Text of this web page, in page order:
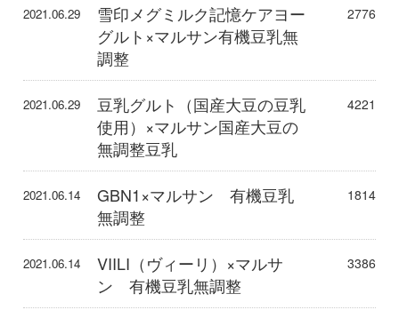
2021.06.29
雪印メグミルク記憶ケアヨー
グルト×マルサン有機豆乳無
調整
2776
2021.06.29
豆乳グルト（国産大豆の豆乳
使用）×マルサン国産大豆の
無調整豆乳
4221
2021.06.14
GBN1×マルサン 有機豆乳
無調整
1814
2021.06.14
VIILI（ヴィーリ）×マルサ
ン 有機豆乳無調整
3386